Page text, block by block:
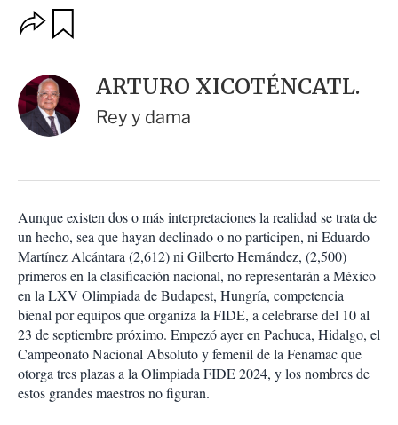
O
p
o
n
e
s
c
m
p
a
t
i
r
a
r
ARTURO XICOTÉNCATL.
Rey y dama
Aunque existen dos o más interpretaciones la realidad se trata de
un hecho, sea que hayan declinado o no participen, ni Eduardo
Martínez Alcántara (2,612) ni Gilberto Hernández, (2,500)
primeros en la clasificación nacional, no representarán a México
en la LXV Olimpiada de Budapest, Hungría, competencia
bienal por equipos que organiza la FIDE, a celebrarse del 10 al
23 de septiembre próximo. Empezó ayer en Pachuca, Hidalgo, el
Campeonato Nacional Absoluto y femenil de la Fenamac que
otorga tres plazas a la Olimpiada FIDE 2024, y los nombres de
estos grandes maestros no figuran.